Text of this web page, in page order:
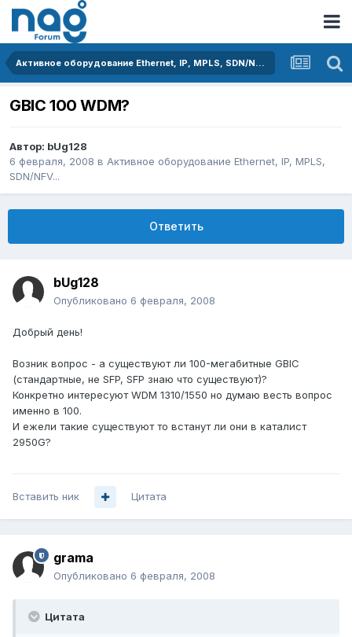
Активное оборудование Ethernet, IP, MPLS, SDN/NFV...
GBIC 100 WDM?
Автор: bUg128
6 февраля, 2008 в Активное оборудование Ethernet, IP, MPLS,
SDN/NFV...
Ответить
bUg128
Опубликовано 6 февраля, 2008
Добрый день!
Возник вопрос - а существуют ли 100-мегабитные GBIC
(стандартные, не SFP, SFP знаю что существуют)?
Конкретно интересуют WDM 1310/1550 но думаю весть вопрос
именно в 100.
И ежели такие существуют то встанут ли они в каталист
2950G?
Вставить ник Цитата
grama
Опубликовано 6 февраля, 2008
Цитата